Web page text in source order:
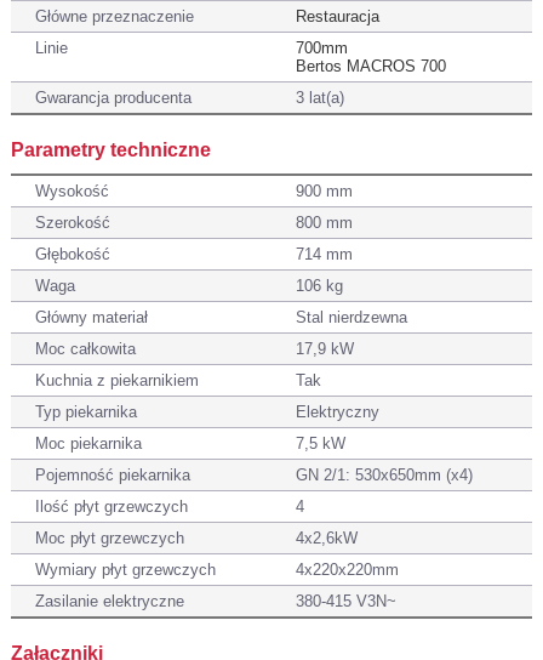
Główne przeznaczenie
Restauracja
Linie
700mm
Bertos MACROS 700
Gwarancja producenta
3 lat(a)
Parametry techniczne
Wysokość
900 mm
Szerokość
800 mm
Głębokość
714 mm
Waga
106 kg
Główny materiał
Stal nierdzewna
Moc całkowita
17,9 kW
Kuchnia z piekarnikiem
Tak
Typ piekarnika
Elektryczny
Moc piekarnika
7,5 kW
Pojemność piekarnika
GN 2/1: 530x650mm (x4)
Ilość płyt grzewczych
4
Moc płyt grzewczych
4x2,6kW
Wymiary płyt grzewczych
4x220x220mm
Zasilanie elektryczne
380-415 V3N~
Załączniki